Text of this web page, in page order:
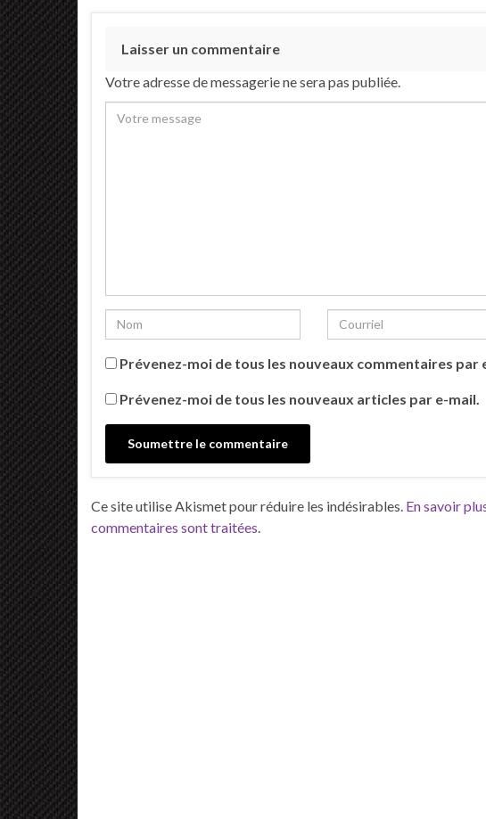
Laisser un commentaire
Votre adresse de messagerie ne sera pas publiée.
Prévenez-moi de tous les nouveaux commentaires par
Prévenez-moi de tous les nouveaux articles par e-mail.
Ce site utilise Akismet pour réduire les indésirables. En savoir
commentaires sont traitées